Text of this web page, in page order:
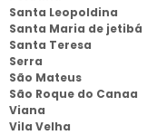
Santa Leopoldina
Santa Maria de jetibá
Santa Teresa
Serra
São Mateus
São Roque do Canaa
Viana
Vila Velha